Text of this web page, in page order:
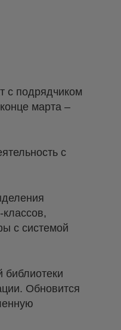
с подрядчиком
марта –
с
с системой
библиотеки
Обновится